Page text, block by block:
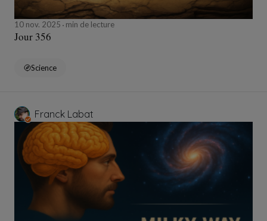
10 nov. 2025 min de lecture
Jour 356
Science
Franck Labat